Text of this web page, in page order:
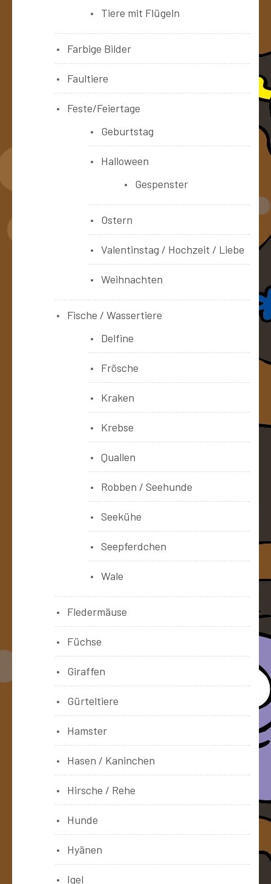
Tiere mit Flügeln
Farbige Bilder
Faultiere
Feste/Feiertage
Geburtstag
Halloween
Gespenster
Ostern
Valentinstag / Hochzeit / Liebe
Weihnachten
Fische / Wassertiere
Delfine
Frösche
Kraken
Krebse
Quallen
Robben / Seehunde
Seekühe
Seepferdchen
Wale
Fledermäuse
Füchse
Giraffen
Gürteltiere
Hamster
Hasen / Kaninchen
Hirsche / Rehe
Hunde
Hyänen
Igel